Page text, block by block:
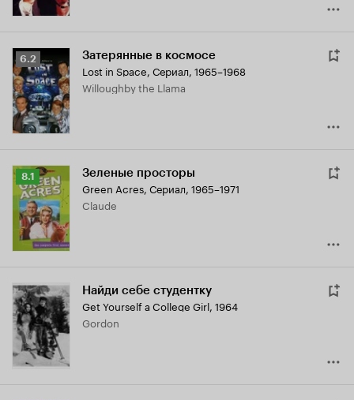
Рейтинг
Кинопоиска
6.2
6.2 Затерянные в космосе
Lost in Space, Сериал, 1965–1968
Willoughby the Llama
Рейтинг
Кинопоиска
8.1
8.1 Зеленые просторы
Green Acres, Сериал, 1965–1971
Claude
Найди себе студентку
Get Yourself a College Girl, 1964
Gordon